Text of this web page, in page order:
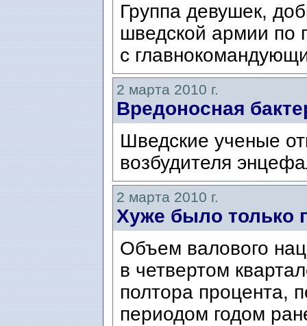
Группа девушек,
шведской армии по
с
2 марта 2010 г.
Вредоносная
Шведские ученые
возбудителя
2 марта 2010 г.
Хуже было только
Объем валового
в четвертом
полтора процента,
периодом годом